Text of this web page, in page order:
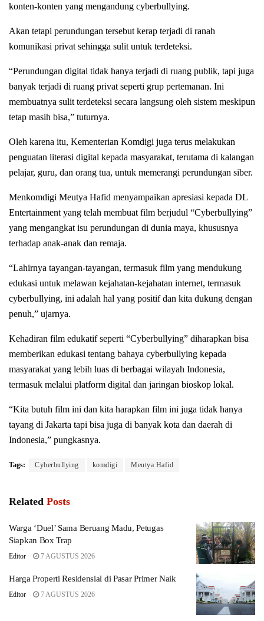
konten-konten yang mengandung cyberbullying.
Akan tetapi perundungan tersebut kerap terjadi di ranah
komunikasi privat sehingga sulit untuk terdeteksi.
“Perundungan digital tidak hanya terjadi di ruang publik, tapi juga
banyak terjadi di ruang privat seperti grup pertemanan. Ini
membuatnya sulit terdeteksi secara langsung oleh sistem meskipun
tetap masih bisa,” tuturnya.
Oleh karena itu, Kementerian Komdigi juga terus melakukan
penguatan literasi digital kepada masyarakat, terutama di kalangan
pelajar, guru, dan orang tua, untuk memerangi perundungan siber.
Menkomdigi Meutya Hafid menyampaikan apresiasi kepada DL
Entertainment yang telah membuat film berjudul “Cyberbullying”
yang mengangkat isu perundungan di dunia maya, khususnya
terhadap anak-anak dan remaja.
“Lahirnya tayangan-tayangan, termasuk film yang mendukung
edukasi untuk melawan kejahatan-kejahatan internet, termasuk
cyberbullying, ini adalah hal yang positif dan kita dukung dengan
penuh,” ujarnya.
Kehadiran film edukatif seperti “Cyberbullying” diharapkan bisa
memberikan edukasi tentang bahaya cyberbullying kepada
masyarakat yang lebih luas di berbagai wilayah Indonesia,
termasuk melalui platform digital dan jaringan bioskop lokal.
“Kita butuh film ini dan kita harapkan film ini juga tidak hanya
tayang di Jakarta tapi bisa juga di banyak kota dan daerah di
Indonesia,” pungkasnya.
Tags: Cyberbullying komdigi Meutya Hafid
Related Posts
Warga ‘Duel’ Sama Beruang Madu, Petugas
Siapkan Box Trap
Editor 7 AGUSTUS 2026
Harga Properti Residensial di Pasar Primer Naik
Editor 7 AGUSTUS 2026